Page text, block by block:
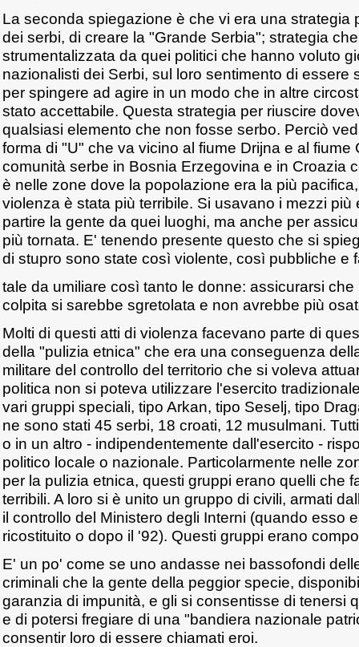
La seconda spiegazione è che vi era una strategia
dei serbi, di creare la "Grande Serbia"; strategia
strumentalizzata da quei politici che hanno voluto
nazionalisti dei Serbi, sul loro sentimento di essere
per spingere ad agire in un modo che in altre
stato accettabile. Questa strategia per riuscire
qualsiasi elemento che non fosse serbo. Perciò
forma di "U" che va vicino al fiume Drijna e al fiume
comunità serbe in Bosnia Erzegovina e in Croazia
è nelle zone dove la popolazione era la più
violenza è stata più terribile. Si usavano i mezzi più
partire la gente da quei luoghi, ma anche per
più tornata. E' tenendo presente questo che si
di stupro sono state così violente, così pubbliche e
tale da umiliare così tanto le donne: assicurarsi
colpita si sarebbe sgretolata e non avrebbe più
Molti di questi atti di violenza facevano parte di
della "pulizia etnica" che era una conseguenza
militare del controllo del territorio che si voleva
politica non si poteva utilizzare l'esercito
vari gruppi speciali, tipo Arkan, tipo Seselj, tipo
ne sono stati 45 serbi, 18 croati, 12 musulmani.
o in un altro - indipendentemente dall'esercito -
politico locale o nazionale. Particolarmente nelle
per la pulizia etnica, questi gruppi erano quelli che
terribili. A loro si è unito un gruppo di civili, armati
il controllo del Ministero degli Interni (quando esso
ricostituito o dopo il '92). Questi gruppi erano
E' un po' come se uno andasse nei bassofondi
criminali che la gente della peggior specie,
garanzia di impunità, e gli si consentisse di tenersi
e di potersi fregiare di una "bandiera nazionale
consentir loro di essere chiamati eroi.